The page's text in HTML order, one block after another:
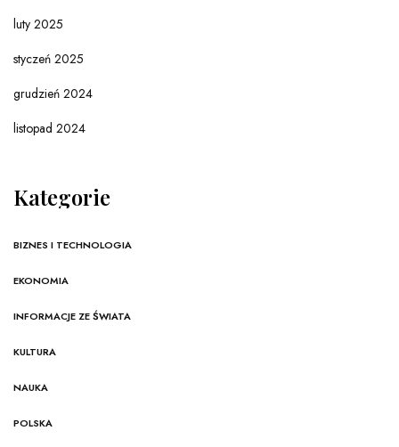
luty 2025
styczeń 2025
grudzień 2024
listopad 2024
Kategorie
BIZNES I TECHNOLOGIA
EKONOMIA
INFORMACJE ZE ŚWIATA
KULTURA
NAUKA
POLSKA